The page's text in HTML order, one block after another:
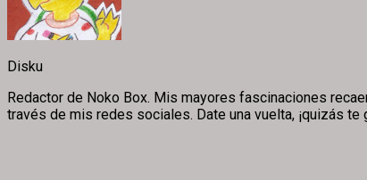
Disku
Redactor de Noko Box. Mis mayores fascinaciones
través de mis redes sociales. Date una vuelta, ¡quizás te